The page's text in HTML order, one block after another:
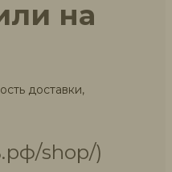
на
доставки,
shop/)